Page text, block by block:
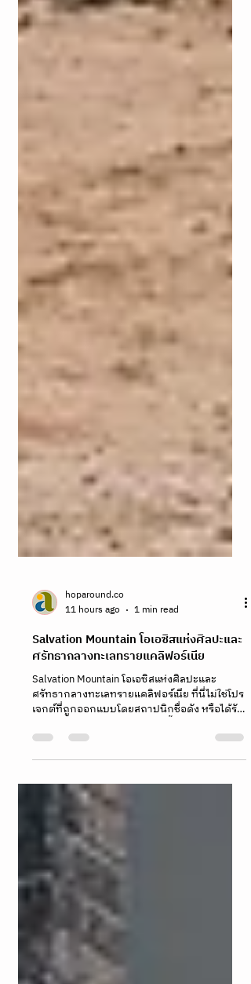
hoparound.co
11 hours ago
1 min read
Salvation Mountain โอเอซิสแห่งศิลปะและ
ศรัทธากลางทะเลทรายแคลิฟอร์เนีย
Salvation Mountain โอเอซิสแห่งศิลปะและ
ศรัทธากลางทะเลทรายแคลิฟอร์เนีย ที่นี่ไม่ใช่โปร
การระดมทุนมหาศาล ทว่าเกิดขึ้นจากวิสัยทัศน์
ของชายเพียงคนเดียวที่ชื่อว่า เลียวนาร์ด ไนต์
(Leonard Knight) ย้อนกลับไปในปี 1984 เลียวนา
ร์ดมีความตั้งใจเพียงแค่จะปล่อยบอลลูนลมร้อนที่
สกรีนข้อความว่า "God is Love" เพื่อสื่อสาร
ปรัชญาความรักที่เขามีต่อโลก แต่เมื่อบอลลูนไม่
สามารถลอยขึ้นได้ เขาจึงตัดสินใจเปลี่ยนวิธีการ
โดยหันมาสร้างอนุสรณ์สถานบนพื้นดินแทน